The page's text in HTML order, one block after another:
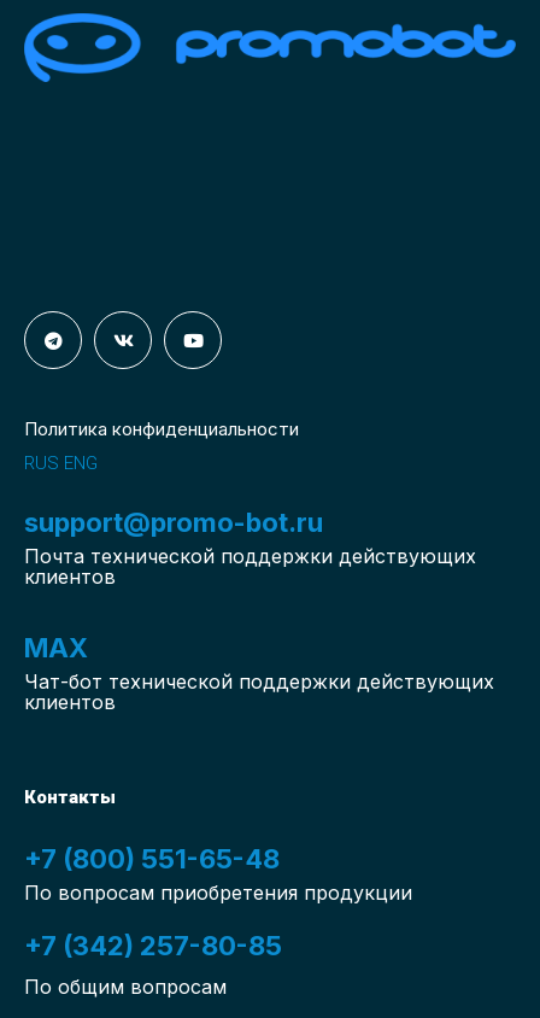
Политика конфиденциальности
RUS ENG
support@promo-bot.ru
Почта технической поддержки действующих
клиентов
MAX
Чат-бот технической поддержки действующих
клиентов
Контакты
+7 (800) 551-65-48
По вопросам приобретения продукции
+7 (342) 257-80-85
По общим вопросам